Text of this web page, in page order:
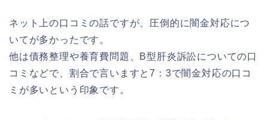
ネット上の口コミの話ですが、圧倒的に闇金対応につ
いてが多かったです。
他は債務整理や養育費問題、B型肝炎訴訟についての口
コミなどで、割合で言いますと7：3で闇金対応の口コ
ミが多いという印象です。